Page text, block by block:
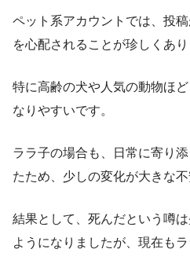
ペット系アカウントでは、投
を心配されることが珍しくあり
特に高齢の犬や人気の動物ほ
なりやすいです。
ララ子の場合も、日常に寄り
たため、少しの変化が大きな不
結果として、死んだという噂
ようになりましたが、現在も